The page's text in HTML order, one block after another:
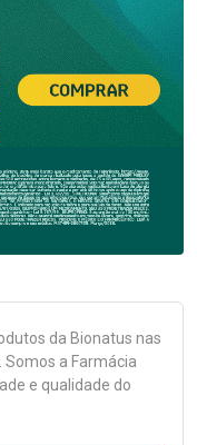
da Bionatus nas
Somos a Farmácia
e qualidade do